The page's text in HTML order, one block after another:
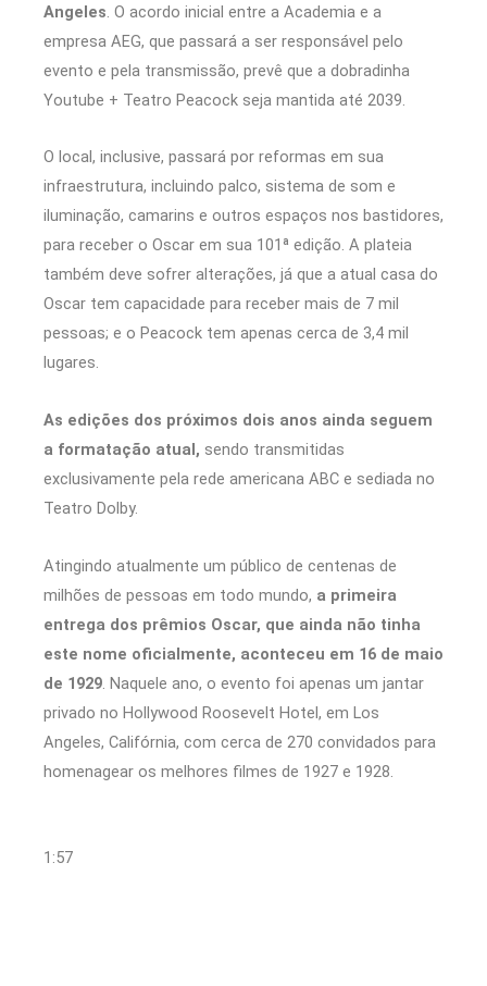
Angeles. O acordo inicial entre a Academia e a
empresa AEG, que passará a ser responsável pelo
evento e pela transmissão, prevê que a dobradinha
Youtube + Teatro Peacock seja mantida até 2039.
O local, inclusive, passará por reformas em sua
infraestrutura, incluindo palco, sistema de som e
iluminação, camarins e outros espaços nos bastidores,
para receber o Oscar em sua 101ª edição. A plateia
também deve sofrer alterações, já que a atual casa do
Oscar tem capacidade para receber mais de 7 mil
pessoas; e o Peacock tem apenas cerca de 3,4 mil
lugares.
As edições dos próximos dois anos ainda seguem
a formatação atual, sendo transmitidas
exclusivamente pela rede americana ABC e sediada no
Teatro Dolby.
Atingindo atualmente um público de centenas de
milhões de pessoas em todo mundo, a primeira
entrega dos prêmios Oscar, que ainda não tinha
este nome oficialmente, aconteceu em 16 de maio
de 1929 . Naquele ano, o evento foi apenas um jantar
privado no Hollywood Roosevelt Hotel, em Los
Angeles, Califórnia, com cerca de 270 convidados para
homenagear os melhores filmes de 1927 e 1928.
1:57